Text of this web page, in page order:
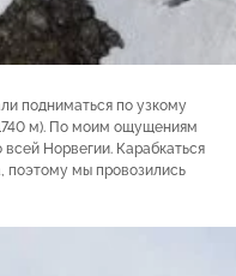
подниматься по узкому
м). По моим ощущениям
Норвегии. Карабкаться
поэтому мы провозились